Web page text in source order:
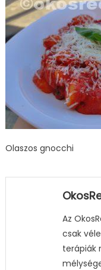
Olaszos gnocchi
Az
csak
terápiák